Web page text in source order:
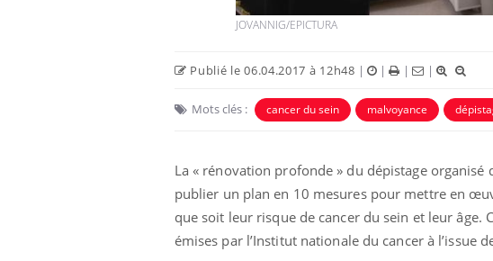
JOVANNIG/EPICTURA
Publié le 06.04.2017 à 12h48 | | | |
Mots clés : cancer du sein malvoyance
La « rénovation profonde » du dépistage organisé
publier un plan en 10 mesures pour mettre en
que soit leur risque de cancer du sein et leur âge.
émises par l’Institut nationale du cancer à l’issue